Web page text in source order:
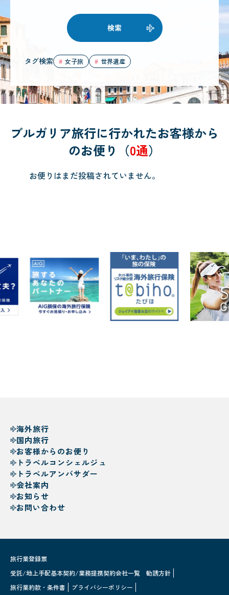
検索
タグ検索 女子旅 世界遺産
ブルガリア旅行に行かれたお客様から
のお便り（0通）
お便りはまだ投稿されていません。
海外旅行
国内旅行
お客様からのお便り
トラベルコンシェルジュ
トラベルアンバサダー
会社案内
お知らせ
お問い合わせ
旅行業登録票
受託/地上手配基本契約/業務提携契約会社一覧
勧誘方針
旅行業約款・条件書
プライバシーポリシー